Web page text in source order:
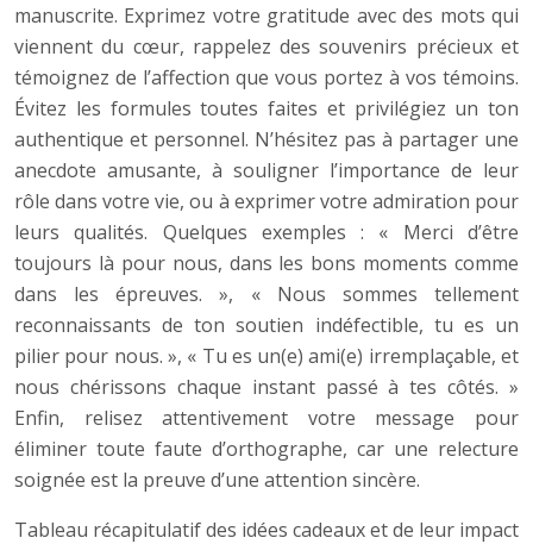
manuscrite. Exprimez votre gratitude avec des mots qui
viennent du cœur, rappelez des souvenirs précieux et
témoignez de l’affection que vous portez à vos témoins.
Évitez les formules toutes faites et privilégiez un ton
authentique et personnel. N’hésitez pas à partager une
anecdote amusante, à souligner l’importance de leur
rôle dans votre vie, ou à exprimer votre admiration pour
leurs qualités. Quelques exemples : « Merci d’être
toujours là pour nous, dans les bons moments comme
dans les épreuves. », « Nous sommes tellement
reconnaissants de ton soutien indéfectible, tu es un
pilier pour nous. », « Tu es un(e) ami(e) irremplaçable, et
nous chérissons chaque instant passé à tes côtés. »
Enfin, relisez attentivement votre message pour
éliminer toute faute d’orthographe, car une relecture
soignée est la preuve d’une attention sincère.
Tableau récapitulatif des idées cadeaux et de leur impact